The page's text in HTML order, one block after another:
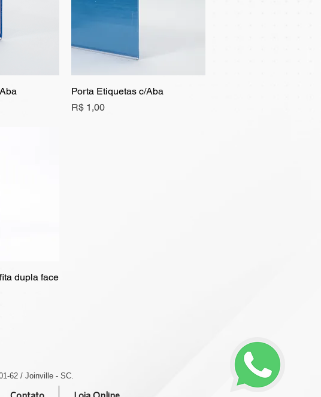
Visualização rápida
Porta Etiquetas c/Aba
Preço
R$ 1,00
rápida
dupla face
62 / Joinville - SC.
Contato Loja Online